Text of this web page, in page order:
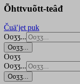
Õhttvuõtt-teâđ
Čuäʹjet puk
Ooʒʒ...
Ooʒʒ...
Ooʒʒ
Ooʒʒ...
Ooʒʒ...